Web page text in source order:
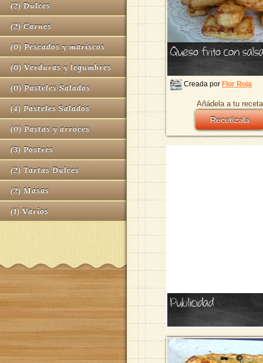
(2) Dulces
(2) Carnes
(0) Pescados y mariscos
(0) Verduras y legumbres
(0) Pasteles Salados
(4) Pasteles Salados
(0) Pastas y arroces
(3) Postres
(2) Tartas Dulces
(2) Masas
(1) Varios
Queso frito con
Creada por Flor Roja
Añádela a tu
Recetízala
Publicidad